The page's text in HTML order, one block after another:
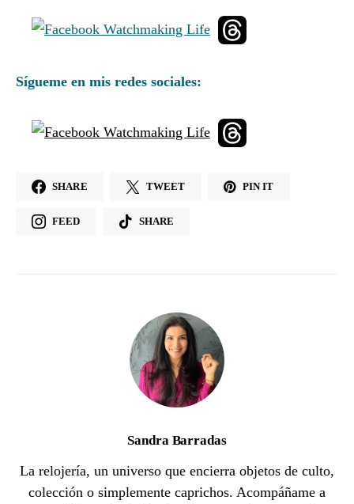
Sígueme en mis redes sociales:
SHARE TWEET PIN IT
FEED SHARE
Sandra Barradas
La relojería, un universo que encierra objetos de culto,
colección o simplemente caprichos. Acompáñame a